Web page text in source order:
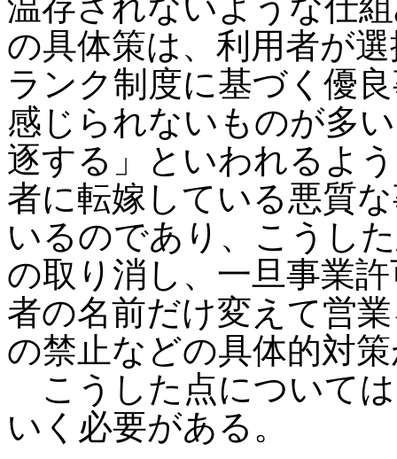
の具体策は、利用者が
ランク制度に基づく優
感じられないものが多
逐する」といわれるよ
者に転嫁している悪質
いるのであり、こうし
の取り消し、一旦事業
者の名前だけ変えて営
の禁止などの具体的対
こうした点について
いく必要がある。